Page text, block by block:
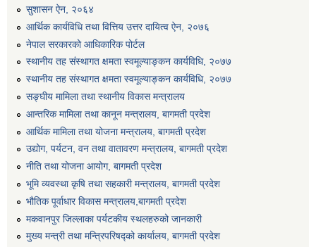
सुशासन ऐन, २०६४
आर्थिक कार्यविधि तथा वित्तिय उत्तर दायित्व ऐन, २०७६
नेपाल सरकारको आधिकारिक पोर्टल
स्थानीय तह संस्थागत क्षमता स्वमूल्याङ्कन कार्यविधि, २०७७
स्थानीय तह संस्थागत क्षमता स्वमूल्याङ्कन कार्यविधि, २०७७
सङ्घीय मामिला तथा स्थानीय विकास मन्त्रालय
आन्तरिक मामिला तथा कानून मन्त्रालय, बागमती प्रदेश
आर्थिक मामिला तथा योजना मन्त्रालय, बागमती प्रदेश
उद्योग, पर्यटन, वन तथा वातावरण मन्त्रालय, बागमती प्रदेश
नीति तथा योजना आयोग, बागमती प्रदेश
भूमि व्यवस्था कृषि तथा सहकारी मन्त्रालय, बागमती प्रदेश
भौतिक पूर्वाधार विकास मन्त्रालय,बागमती प्रदेश
मकवानपुर जिल्लाका पर्यटकीय स्थलहरुको जानकारी
मुख्य मन्त्री तथा मन्त्रिपरिषद्को कार्यालय, बागमती प्रदेश